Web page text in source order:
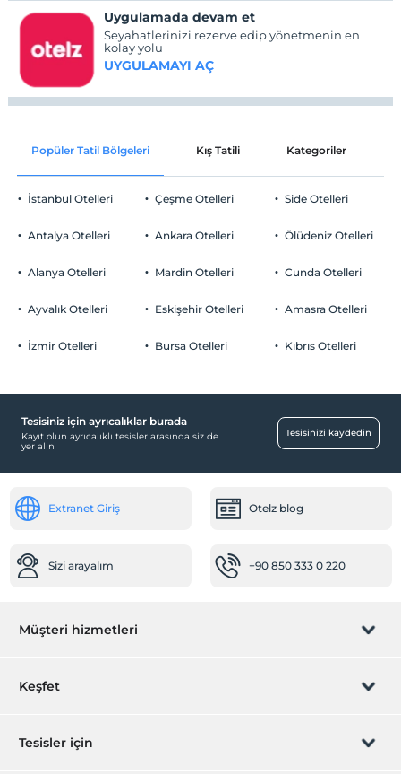
Uygulamada devam et
Seyahatlerinizi rezerve edip yönetmenin en
kolay yolu
UYGULAMAYI AÇ
Popüler Tatil Bölgeleri Kış Tatili Kategoriler
İstanbul Otelleri
Antalya Otelleri
Alanya Otelleri
Ayvalık Otelleri
İzmir Otelleri
Çeşme Otelleri
Ankara Otelleri
Mardin Otelleri
Eskişehir Otelleri
Bursa Otelleri
Side Otelleri
Ölüdeniz Otelleri
Cunda Otelleri
Amasra Otelleri
Kıbrıs Otelleri
Tesisiniz için ayrıcalıklar burada
Kayıt olun ayrıcalıklı tesisler arasında siz de
yer alın
Tesisinizi kaydedin
Extranet Giriş Otelz blog
Sizi arayalım +90 850 333 0 220
Müşteri hizmetleri
Rezervasyon yönet
Keşfet
Hediye Kart
Tesisler için